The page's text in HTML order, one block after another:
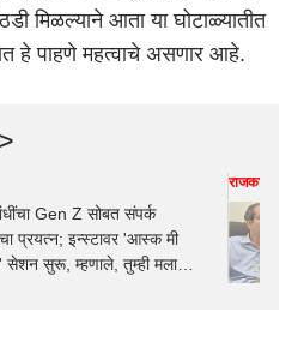
मिळल्याने आता या घोटाळ्यातीत
हे पाहणे महत्वाचे असणार आहे.
Gen Z सोबत संपर्क
प्रयत्न; इन्स्टावर 'आस्क मी
सेशन सुरू, म्हणाले, तुम्ही मला
राजकारण